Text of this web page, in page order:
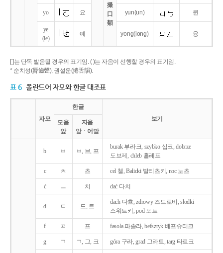
撮
口
類
yo 요 yun(un) 윈
ye
(ie)
예 yong(iong) 융
[ ]는 단독 발음될 경우의 표기임. ( )는 자음이 선행할 경우의 표기임.
* 순치성(脣齒聲), 권설운(捲舌韻).
표 6 폴란드어 자모와 한글 대조표
자모
한글
보기
모음
앞
자음
앞ㆍ어말
b ㅂ ㅂ, 브, 프
burak 부라크, szybko 십코, dobrze
도브제, chleb 흘레프
c ㅊ 츠 cel 첼, Balicki 발리츠키, noc 노츠
ć ㅡ 치 dać 다치
d ㄷ 드, 트
dach 다흐, zdrowy 즈드로비, słodki
스워트키, pod 포트
f ㅍ 프 fasola 파솔라, befsztyk 베프슈티크
g ㄱ ㄱ, 그, 크 góra 구라, grad 그라트, targ 타르크